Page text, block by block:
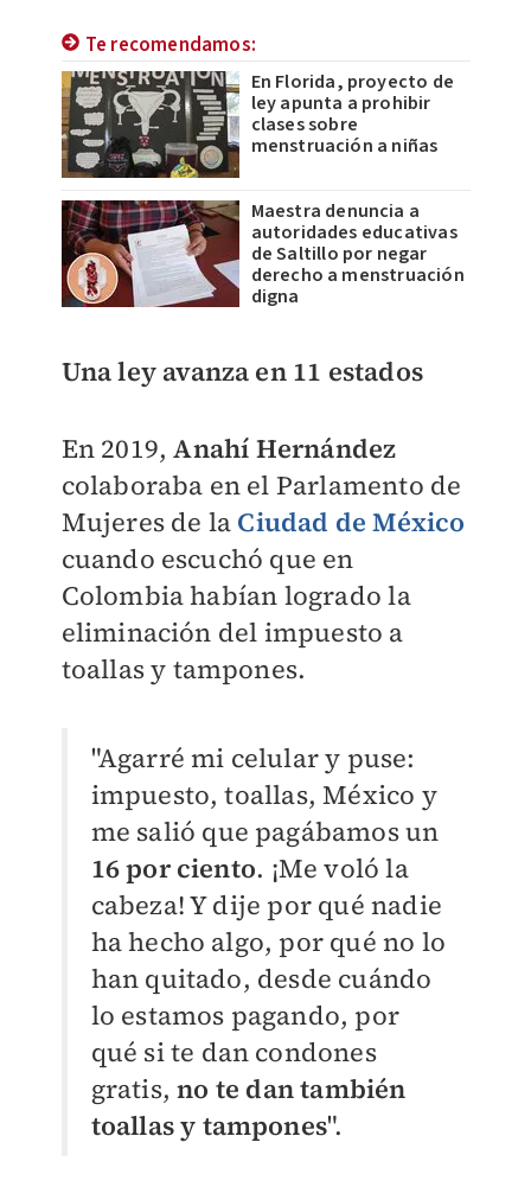
Te recomendamos:
En Florida, proyecto de
ley apunta a prohibir
clases sobre
menstruación a niñas
Maestra denuncia a
autoridades educativas
de Saltillo por negar
derecho a menstruación
digna
Una ley avanza en 11 estados
En 2019,Anahí Hernández
colaboraba en el Parlamento de
Mujeres de la Ciudad de México
cuando escuchó que en
Colombia habían logrado la
eliminación del impuesto a
toallas y tampones.
"Agarré mi celular y puse:
impuesto, toallas, México y
me salió que pagábamos un
16 por ciento. ¡Me voló la
cabeza! Y dije por qué nadie
ha hecho algo, por qué no lo
han quitado, desde cuándo
lo estamos pagando, por
qué si te dan condones
gratis,no te dan también
toallas y tampones".